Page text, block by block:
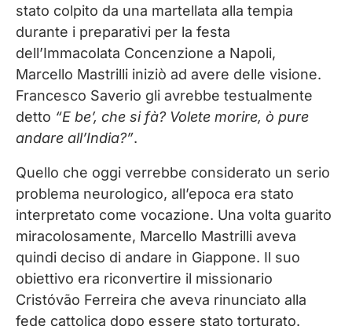
stato colpito da una martellata alla tempia
durante i preparativi per la festa
dell’Immacolata Concenzione a Napoli,
Marcello Mastrilli iniziò ad avere delle visione.
Francesco Saverio gli avrebbe testualmente
detto “E be’, che si fà? Volete morire, ò pure
andare all’India?”.
Quello che oggi verrebbe considerato un serio
problema neurologico, all’epoca era stato
interpretato come vocazione. Una volta guarito
miracolosamente, Marcello Mastrilli aveva
quindi deciso di andare in Giappone. Il suo
obiettivo era riconvertire il missionario
Cristóvão Ferreira che aveva rinunciato alla
fede cattolica dopo essere stato torturato.